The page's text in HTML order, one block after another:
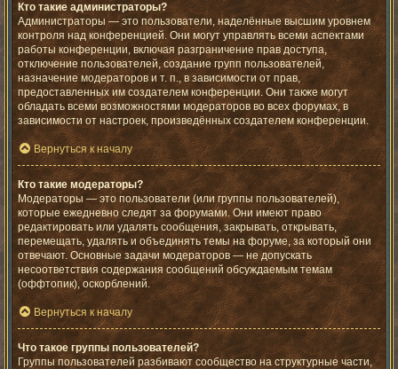
Кто такие администраторы?
Администраторы — это пользователи, наделённые высшим уровнем
контроля над конференцией. Они могут управлять всеми аспектами
работы конференции, включая разграничение прав доступа,
отключение пользователей, создание групп пользователей,
назначение модераторов и т. п., в зависимости от прав,
предоставленных им создателем конференции. Они также могут
обладать всеми возможностями модераторов во всех форумах, в
зависимости от настроек, произведённых создателем конференции.
Вернуться к началу
Кто такие модераторы?
Модераторы — это пользователи (или группы пользователей),
которые ежедневно следят за форумами. Они имеют право
редактировать или удалять сообщения, закрывать, открывать,
перемещать, удалять и объединять темы на форуме, за который они
отвечают. Основные задачи модераторов — не допускать
несоответствия содержания сообщений обсуждаемым темам
(оффтопик), оскорблений.
Вернуться к началу
Что такое группы пользователей?
Группы пользователей разбивают сообщество на структурные части,